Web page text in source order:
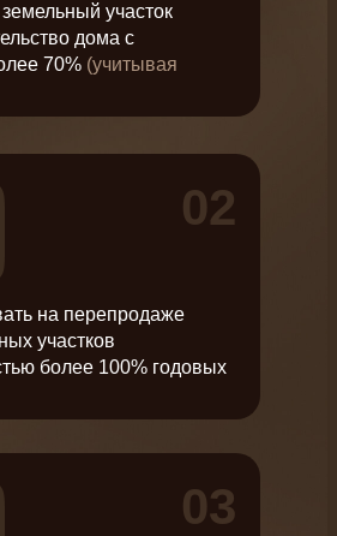
участок
дома с
70% (учитывая
02
на перепродаже
участков
более 100% годовых
03